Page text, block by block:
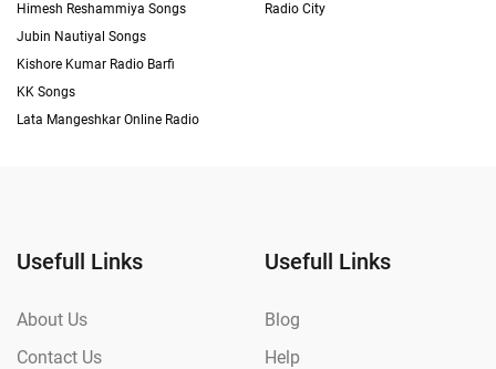
Himesh Reshammiya Songs
Jubin Nautiyal Songs
Kishore Kumar Radio Barfi
KK Songs
Lata Mangeshkar Online Radio
Radio City
Usefull Links
About Us
Contact Us
Usefull Links
Blog
Help